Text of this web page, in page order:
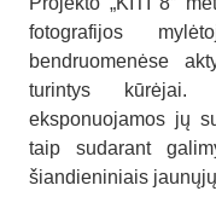
fotografijos
bendruomenėse
turintys kūrėjai.
eksponuojamos jų
taip sudarant
šiandieniniais